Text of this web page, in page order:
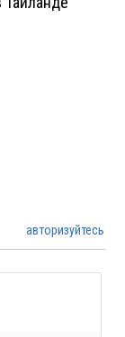
авторизуйтесь